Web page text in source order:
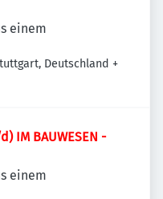
einem
Deutschland +
IM BAUWESEN -
einem